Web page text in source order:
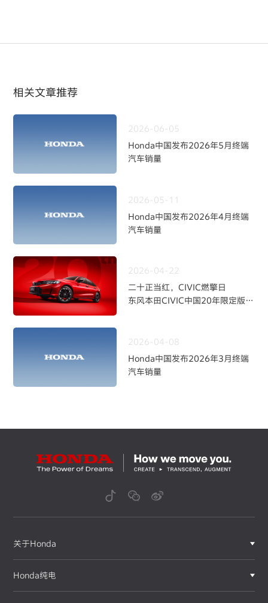
相关文章推荐
2026-06-05
Honda中国发布2026年5月终端
汽车销量
2026-05-11
Honda中国发布2026年4月终端
汽车销量
2026-04-22
二十正当红，CIVIC燃擎日
东风本田CIVIC中国20年限定版焕
2026-04-08
Honda中国发布2026年3月终端
汽车销量
关于Honda
Honda纯电